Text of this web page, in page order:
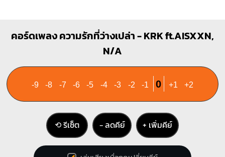
คอร์ดเพลง ความรักที่ว่างเปล่า - KRK ft.AISXXN,
N/A
-9 -8 -7 -6 -5 -4 -3 -2 -1 0 +1 +2
⟲ รีเซ็ต − ลดคีย์ + เพิ่มคีย์